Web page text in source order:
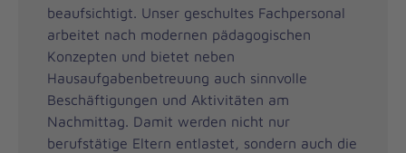
beaufsichtigt. Unser geschultes Fachpersonal
arbeitet nach modernen pädagogischen
Konzepten und bietet neben
Hausaufgabenbetreuung auch sinnvolle
Beschäftigungen und Aktivitäten am
Nachmittag. Damit werden nicht nur
berufstätige Eltern entlastet, sondern auch die